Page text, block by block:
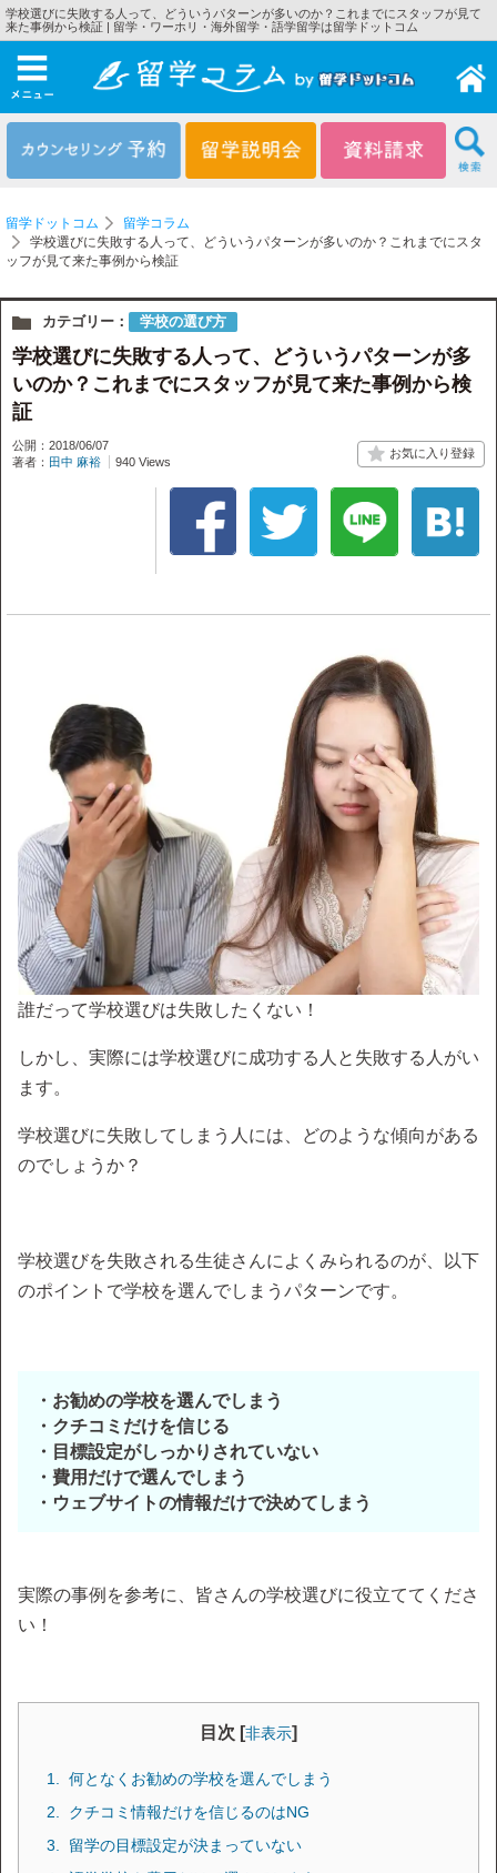
学校選びに失敗する人って、どういうパターンが多いのか？これまでにスタッフが見て
来た事例から検証 | 留学・ワーホリ・海外留学・語学留学は留学ドットコム
メニュー
留学ドットコム
留学コラム
学校選びに失敗する人って、どういうパターンが多いのか？これまでにスタ
ッフが見て来た事例から検証
カテゴリー： 学校の選び方
学校選びに失敗する人って、どういうパターンが多
いのか？これまでにスタッフが見て来た事例から検
証
公開：2018/06/07
著者： 田中 麻裕 940 Views
誰だって学校選びは失敗したくない！
しかし、実際には学校選びに成功する人と失敗する人がい
ます。
学校選びに失敗してしまう人には、どのような傾向がある
のでしょうか？
学校選びを失敗される生徒さんによくみられるのが、以下
のポイントで学校を選んでしまうパターンです。
・お勧めの学校を選んでしまう
・クチコミだけを信じる
・目標設定がしっかりされていない
・費用だけで選んでしまう
・ウェブサイトの情報だけで決めてしまう
実際の事例を参考に、皆さんの学校選びに役立ててくださ
い！
目次 [非表示]
何となくお勧めの学校を選んでしまう
クチコミ情報だけを信じるのはNG
留学の目標設定が決まっていない